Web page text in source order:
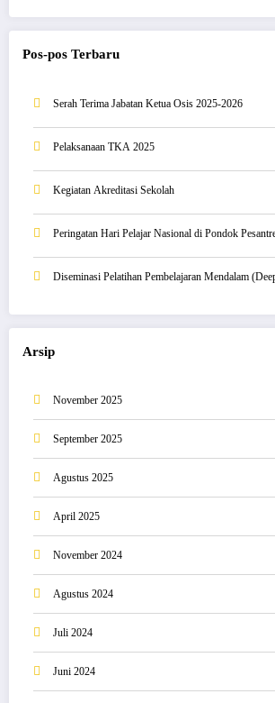
Pos-pos Terbaru
Serah Terima Jabatan Ketua Osis 2025-2026
Pelaksanaan TKA 2025
Kegiatan Akreditasi Sekolah
Peringatan Hari Pelajar Nasional di Pondok
Diseminasi Pelatihan Pembelajaran Mendalam
Arsip
November 2025
September 2025
Agustus 2025
April 2025
November 2024
Agustus 2024
Juli 2024
Juni 2024